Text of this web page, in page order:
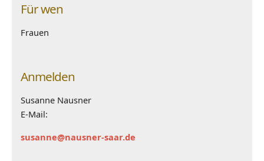
Für wen
Frauen
Anmelden
Susanne Nausner
E-Mail:
susanne@nausner-saar.de